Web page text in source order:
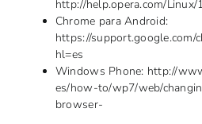
http://help.opera.com/Linux/
Chrome para Android:
https://support.google.com/
hl=es
Windows Phone: http://
es/how-to/wp7/web/
browser-